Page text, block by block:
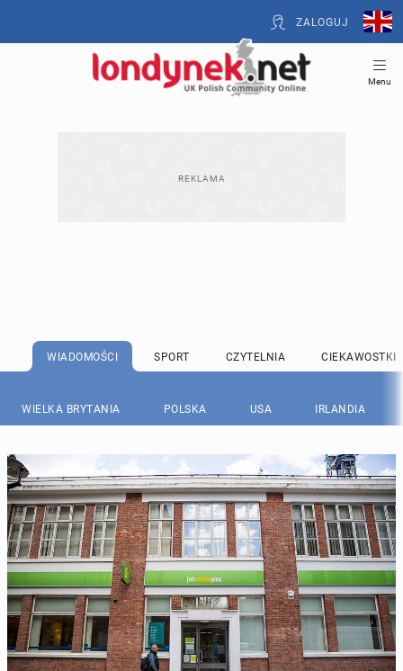
ZALOGUJ
Menu
WIADOMOŚCI SPORT CZYTELNIA CIEKAWOSTKI
WIELKA BRYTANIA POLSKA USA IRLANDIA